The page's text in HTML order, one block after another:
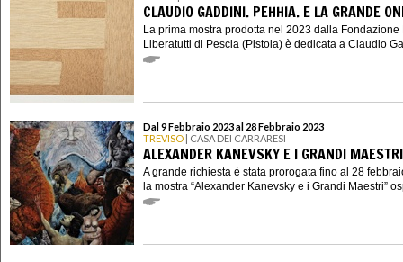
CLAUDIO GADDINI. PEHHIA. E LA GRANDE
La prima mostra prodotta nel 2023 dalla Fondazione
Liberatutti di Pescia (Pistoia) è dedicata a Claudio
Dal 9 Febbraio 2023 al 28 Febbraio 2023
TREVISO | CASA DEI CARRARESI
ALEXANDER KANEVSKY E I GRANDI MAESTRI
A grande richiesta è stata prorogata fino al 28
la mostra “Alexander Kanevsky e i Grandi Maestri”